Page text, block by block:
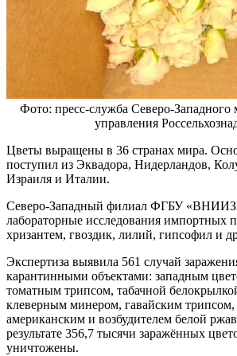
Фото: пресс-служба Северо-Западного
управления
Цветы выращены в 36 странах мира.
поступил из Эквадора, Нидерландов,
Израиля и Италии.
Северо-Западный филиал ФГБУ
лабораторные исследования импортных
хризантем, гвоздик, лилий, гипсофил и
Экспертиза выявила 561 случай
карантинными объектами: западным
томатным трипсом, табачной
клеверным минером, гавайским
американским и возбудителем белой
результате 356,7 тысячи заражённых
уничтожены.